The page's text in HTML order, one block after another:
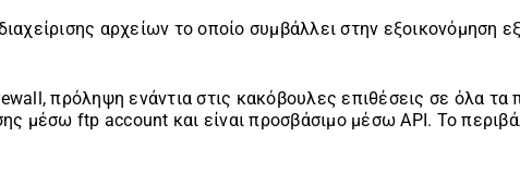
αρχείων το οποίο συμβάλλει στην εξοικονόμηση
πρόληψη ενάντια στις κακόβουλες επιθέσεις σε όλα τα
μέσω ftp account και είναι προσβάσιμο μέσω API. Το